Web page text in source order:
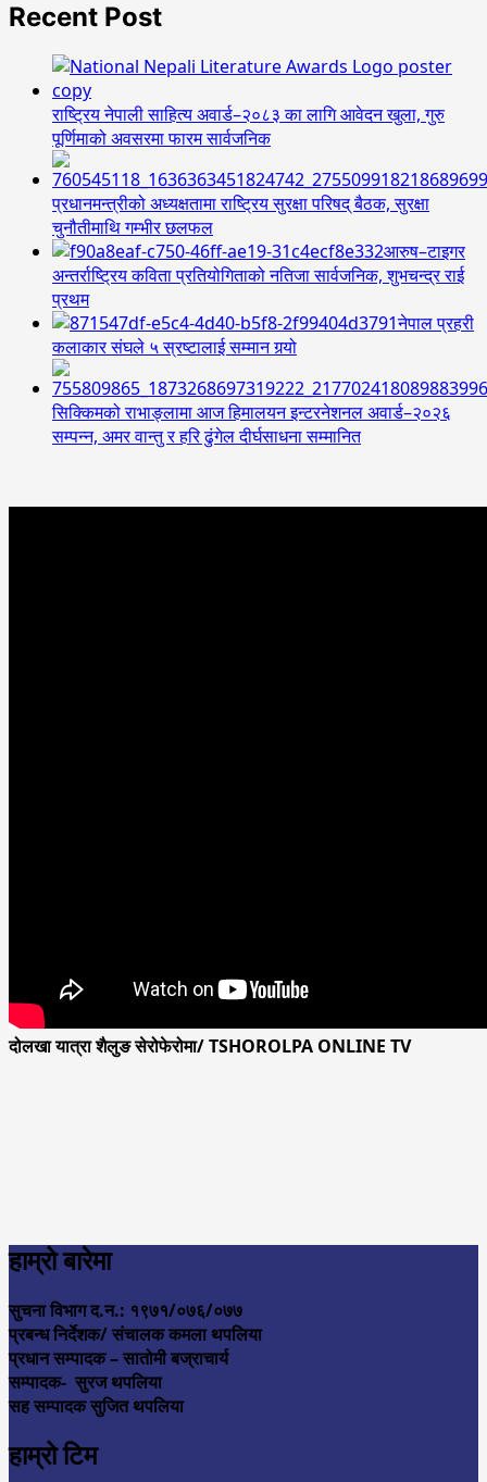
Recent Post
राष्ट्रिय नेपाली साहित्य अवार्ड–२०८३ का लागि आवेदन खुला, गुरु
पूर्णिमाको अवसरमा फारम सार्वजनिक
प्रधानमन्त्रीको अध्यक्षतामा राष्ट्रिय सुरक्षा परिषद् बैठक, सुरक्षा
चुनौतीमाथि गम्भीर छलफल
आरुष–टाइगर
अन्तर्राष्ट्रिय कविता प्रतियोगिताको नतिजा सार्वजनिक, शुभचन्द्र राई
प्रथम
नेपाल प्रहरी
कलाकार संघले ५ स्रष्टालाई सम्मान गर्‍यो
सिक्किमको राभाङ्लामा आज हिमालयन इन्टरनेशनल अवार्ड–२०२६
सम्पन्न, अमर वान्तु र हरि ढुंगेल दीर्घसाधना सम्मानित
दोलखा यात्रा शैलुङ सेरोफेरोमा/ TSHOROLPA ONLINE TV
हाम्रो बारेमा
सुचना विभाग द.न.: १९७१/०७६/०७७
प्रबन्ध निर्देशक/ संचालक कमला थपलिया
प्रधान सम्पादक – सातोमी बज्राचार्य
सम्पादक- सुरज थपलिया
सह सम्पादक सुजित थपलिया
हाम्रो टिम